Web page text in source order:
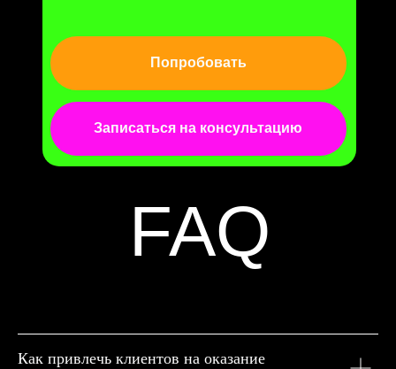
Записаться на консультацию
Попробовать
FAQ
Как привлечь клиентов на оказание